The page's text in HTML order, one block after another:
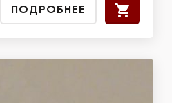
ПОДРОБНЕЕ